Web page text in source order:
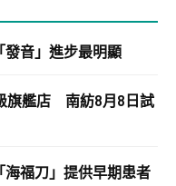
發音」進步最明顯
旗艦店 南紡8月8日試
福刀」提供早期患者